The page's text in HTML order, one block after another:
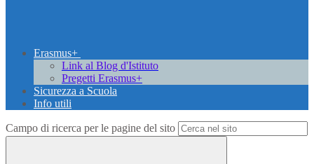
Erasmus+
Link al Blog d'Istituto
Pregetti Erasmus+
Sicurezza a Scuola
Info utili
Campo di ricerca per le pagine del sito